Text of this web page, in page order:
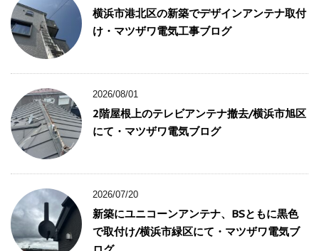
横浜市港北区の新築でデザインアンテナ取付
け・マツザワ電気工事ブログ
2026/08/01
2階屋根上のテレビアンテナ撤去/横浜市旭区
にて・マツザワ電気ブログ
2026/07/20
新築にユニコーンアンテナ、BSともに黒色
で取付け/横浜市緑区にて・マツザワ電気ブ